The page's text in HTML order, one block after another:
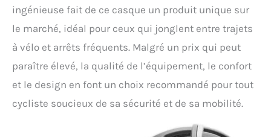
ingénieuse fait de ce casque un produit unique sur
le marché, idéal pour ceux qui jonglent entre trajets
à vélo et arrêts fréquents. Malgré un prix qui peut
paraître élevé, la qualité de l’équipement, le confort
et le design en font un choix recommandé pour tout
cycliste soucieux de sa sécurité et de sa mobilité.